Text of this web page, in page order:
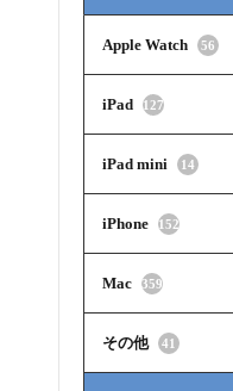
Apple Watch 56
iPad 127
iPad mini 14
iPhone 152
Mac 359
その他 41